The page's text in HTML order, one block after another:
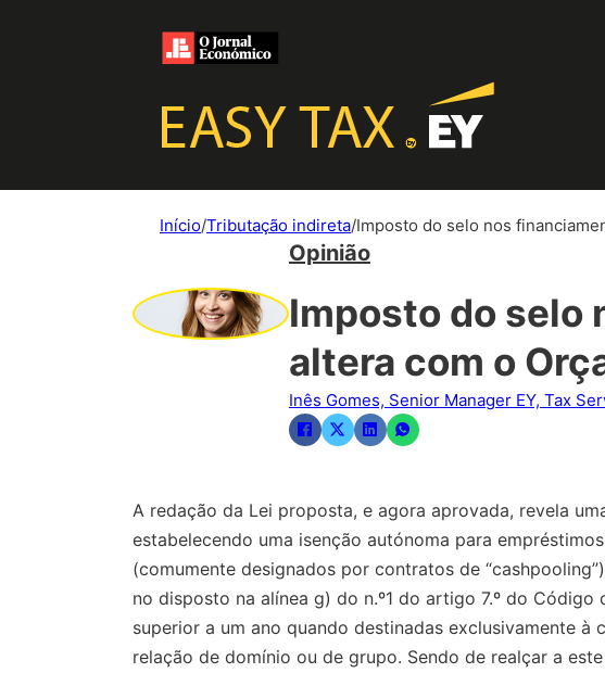
Início/Tributação indireta/Imposto do selo nos
Opinião
Imposto do selo
altera com o
Inês Gomes, Senior Manager EY, Tax
A redação da Lei proposta, e agora aprovada, revela
estabelecendo uma isenção autónoma para
(comumente designados por contratos de
no disposto na alínea g) do n.º1 do artigo 7.º do
superior a um ano quando destinadas exclusivamente
relação de domínio ou de grupo. Sendo de realçar a